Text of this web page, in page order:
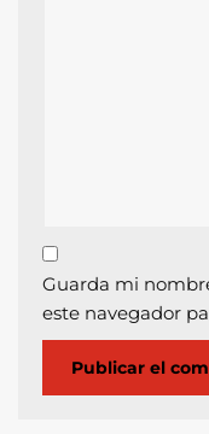
Guarda mi
este navegador